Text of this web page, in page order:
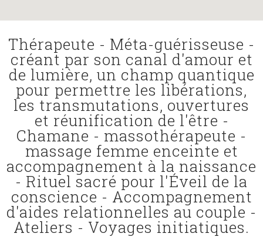
Thérapeute - Méta-guérisseuse -
créant par son canal d'amour et
de lumière, un champ quantique
pour permettre les libérations,
les transmutations, ouvertures
et réunification de l'être -
Chamane - massothérapeute -
massage femme enceinte et
accompagnement à la naissance
- Rituel sacré pour l'Éveil de la
conscience - Accompagnement
d'aides relationnelles au couple -
Ateliers - Voyages initiatiques.